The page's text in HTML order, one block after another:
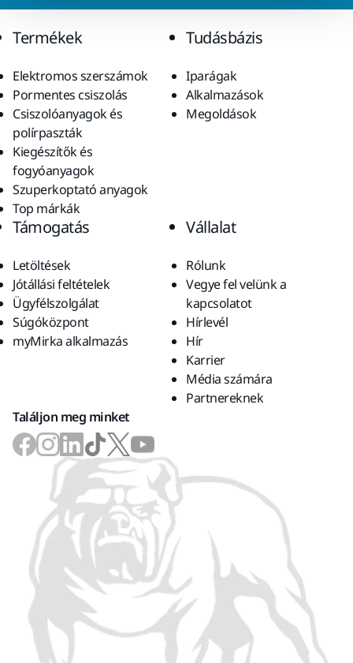
Termékek
Elektromos szerszámok
Pormentes csiszolás
Csiszolóanyagok és
polírpaszták
Kiegészítők és
fogyóanyagok
Szuperkoptató anyagok
Top márkák
Tudásbázis
Iparágak
Alkalmazások
Megoldások
Támogatás
Letöltések
Jótállási feltételek
Ügyfélszolgálat
Súgóközpont
myMirka alkalmazás
Vállalat
Rólunk
Vegye fel velünk a
kapcsolatot
Hírlevél
Hír
Karrier
Média számára
Partnereknek
Találjon meg minket